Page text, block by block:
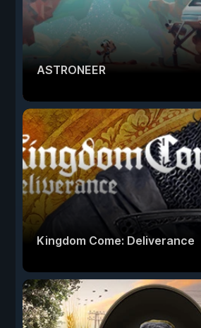
ASTRONEER
Kingdom Come: Deliverance